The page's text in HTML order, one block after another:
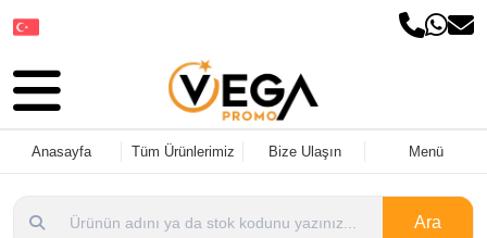
Anasayfa Tüm Ürünlerimiz Bize Ulaşın Menü
Ara